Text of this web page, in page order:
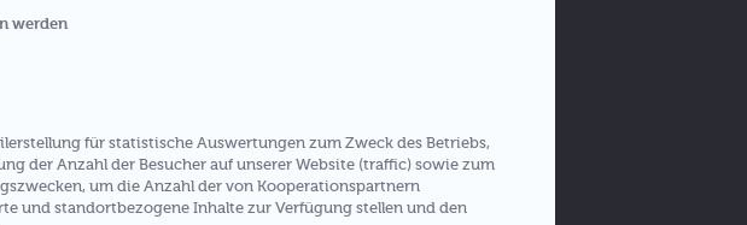
werden
für statistische Auswertungen zum Zweck des Betriebs,
der Anzahl der Besucher auf unserer Website (traffic) sowie zum
um die Anzahl der von Kooperationspartnern
und standortbezogene Inhalte zur Verfügung stellen und den